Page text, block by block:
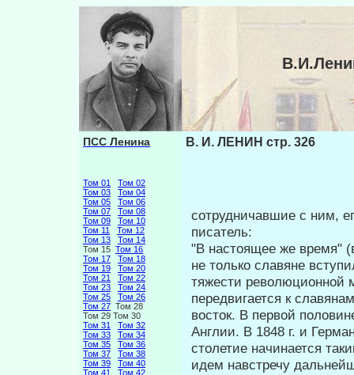
ПСС Ленина
Том 01
Том 02
Том 03
Том 04
Том 05
Том 06
Том 07
Том 08
Том 09
Том 10
Том 11
Том 12
Том 13
Том 14
Том 15 Том 16
Том 17
Том 18
Том 19
Том 20
Том 21
Том 22
Том 23
Том 24
Том 25
Том 26
Том 27 Том 28
Том 29 Том 30
Том 31
Том 32
Том 33
Том 34
Том 35
Том 36
Том 37
Том 38
Том 39
Том 40
Том 41
Том 42
В. И. ЛЕНИН стр. 326
сотрудничавшие с ним,
писатель:
"В настоящее же время"
не только славяне
тяжести революционной
передвигается к
восток. В первой
Англии. В 1848 г. и
столетие начинается
идем навстречу